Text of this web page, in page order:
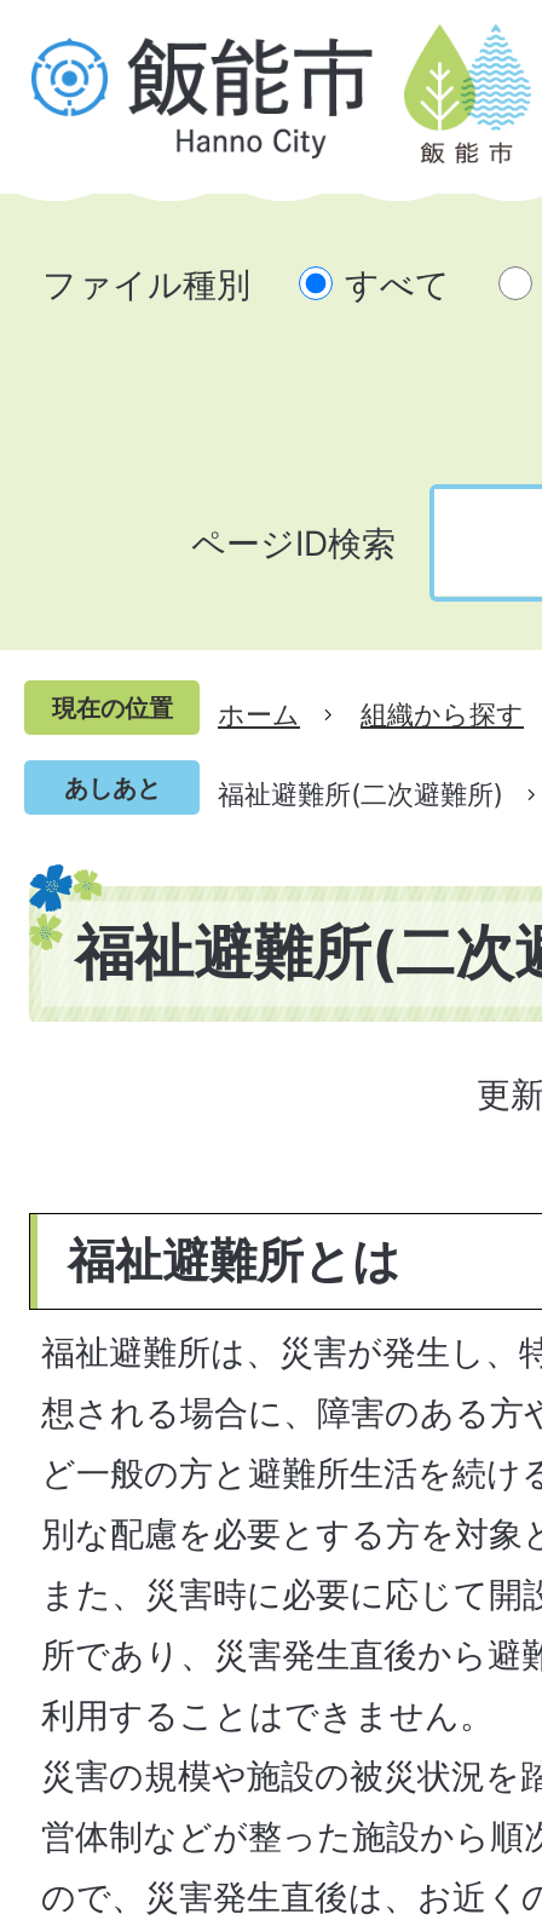
ファイル種別 すべて
ページID検索
現在の位置 ホーム 組織から探す
あしあと 福祉避難所(二次避難所)
福祉避難所(二次
更
福祉避難所とは
福祉避難所は、災害が発生し、
想される場合に、障害のある方
ど一般の方と避難所生活を続け
別な配慮を必要とする方を対象
また、災害時に必要に応じて開
所であり、災害発生直後から避
利用することはできません。
災害の規模や施設の被災状況を
営体制などが整った施設から順
ので、災害発生直後は、お近く